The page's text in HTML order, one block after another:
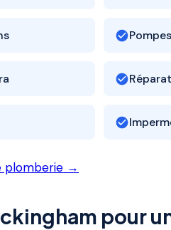
plomberie →
pour